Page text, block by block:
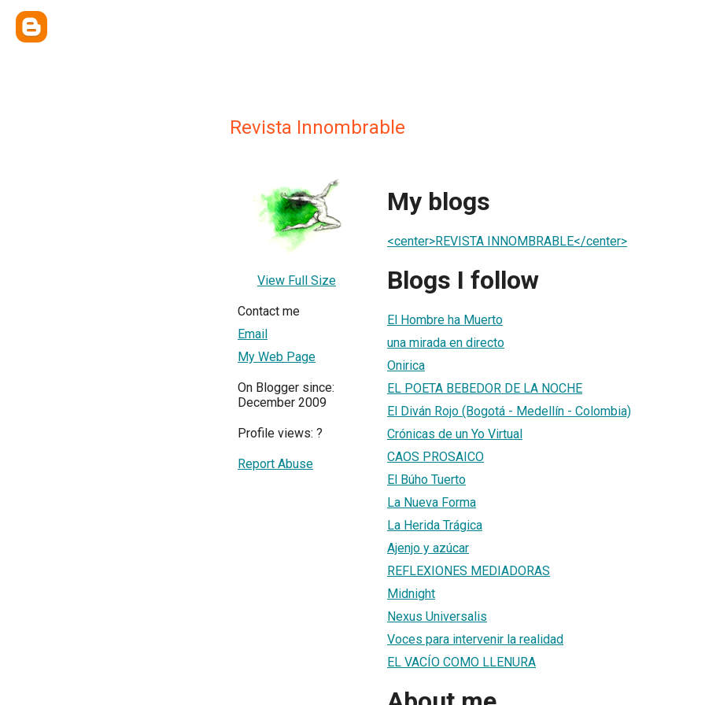
Revista Innombrable
View Full Size
Contact me
Email
My Web Page
On Blogger since:
December 2009
Profile views: ?
Report Abuse
My blogs
<center>REVISTA INNOMBRABLE</center>
Blogs I follow
El Hombre ha Muerto
una mirada en directo
Onirica
EL POETA BEBEDOR DE LA NOCHE
El Diván Rojo (Bogotá - Medellín - Colombia)
Crónicas de un Yo Virtual
CAOS PROSAICO
El Búho Tuerto
La Nueva Forma
La Herida Trágica
Ajenjo y azúcar
REFLEXIONES MEDIADORAS
Midnight
Nexus Universalis
Voces para intervenir la realidad
EL VACÍO COMO LLENURA